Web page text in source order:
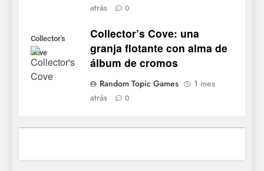
atrás
0
Collector's
Cove
Collector’s Cove: una
granja flotante con alma de
álbum de cromos
Random Topic Games
1 mes
atrás
0
No Rest for the Wicked
octubre en PS5 y PC
NOTICIAS DE VIDEOJUEGOS
Dungeon Lurker supera las
100.000 listas de deseados
hasta el 12 de agosto
Ragnarok Origin: Classic ya